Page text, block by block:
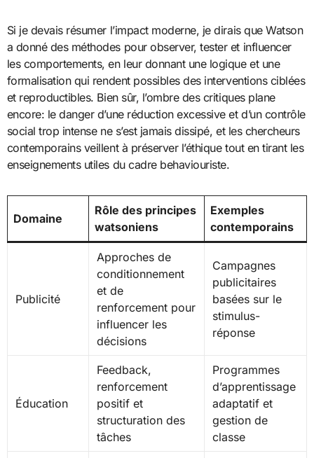
Si je devais résumer l’impact moderne, je dirais que Watson
a donné des méthodes pour observer, tester et influencer
les comportements, en leur donnant une logique et une
formalisation qui rendent possibles des interventions ciblées
et reproductibles. Bien sûr, l’ombre des critiques plane
encore: le danger d’une réduction excessive et d’un contrôle
social trop intense ne s’est jamais dissipé, et les chercheurs
contemporains veillent à préserver l’éthique tout en tirant les
enseignements utiles du cadre behaviouriste.
Domaine
Rôle des principes
watsoniens
Exemples
contemporains
Publicité
Approches de
conditionnement
et de
renforcement pour
influencer les
décisions
Campagnes
publicitaires
basées sur le
stimulus-
réponse
Éducation
Feedback,
renforcement
positif et
structuration des
tâches
Programmes
d’apprentissage
adaptatif et
gestion de
classe